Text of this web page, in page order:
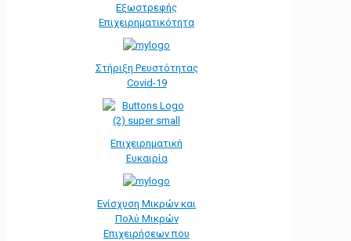
Εξωστρεφής
Επιχειρηματικότητα
Στήριξη Ρευστότητας
Covid-19
Επιχειρηματική
Ευκαιρία
Ενίσχυση Μικρών και
Πολύ Μικρών
Επιχειρήσεων που